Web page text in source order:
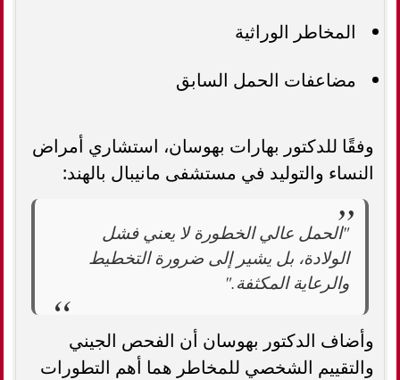
المخاطر الوراثية
مضاعفات الحمل السابق
وفقًا للدكتور بهارات بهوسان، استشاري أمراض
النساء والتوليد في مستشفى مانيبال بالهند:
"الحمل عالي الخطورة لا يعني فشل
الولادة، بل يشير إلى ضرورة التخطيط
والرعاية المكثفة."
وأضاف الدكتور بهوسان أن الفحص الجيني
والتقييم الشخصي للمخاطر هما أهم التطورات